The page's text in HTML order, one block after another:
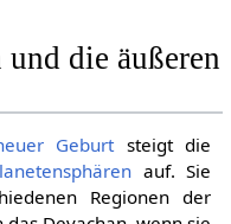
die äußeren
Geburt steigt die
auf. Sie
Regionen der